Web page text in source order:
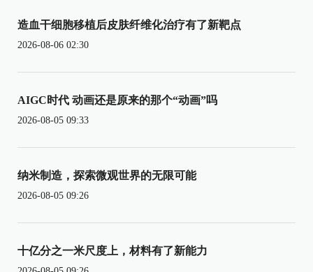
造血干细胞移植后皮肤纤维化治疗有了新靶点
2026-08-06 02:30
AIGC时代 动画还是原来的那个“动画”吗
2026-08-05 09:33
纳米制造，探索微观世界的无限可能
2026-08-05 09:26
十亿分之一米尺度上，材料有了新能力